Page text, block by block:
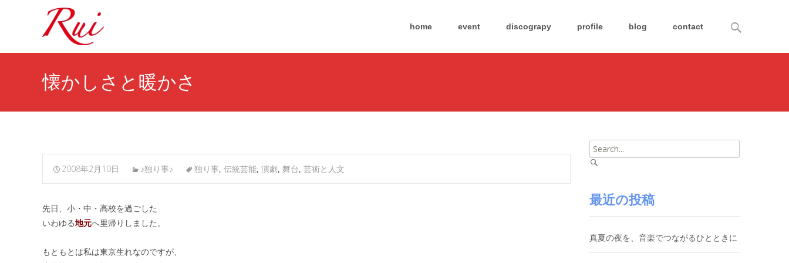
home event discograpy profile blog contact
Search
懐かしさと暖かさ
2008年2月10日 ♪独り事♪ 独り事, 伝統芸能, 演劇, 舞台, 芸術と人文
先日、小・中・高校を過ごした
いわゆる地元へ里帰りしました。
もともとは私は東京生れなのですが、
Search
for:
最近の投稿
真夏の夜を、音楽でつながるひとときに